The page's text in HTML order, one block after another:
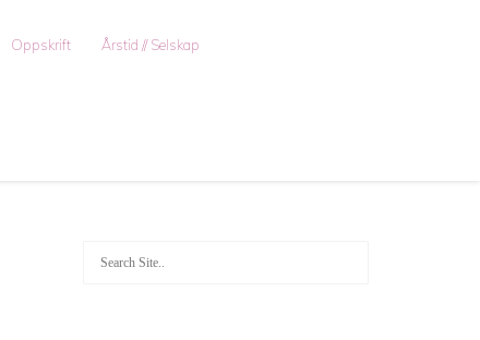
Oppskrift Årstid // Selskap